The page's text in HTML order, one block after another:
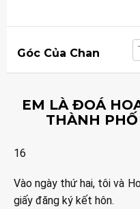
Góc Của Chan
EM LÀ ĐOÁ
THÀNH
16
Vào ngày thứ hai, tôi và
giấy đăng ký kết hôn.